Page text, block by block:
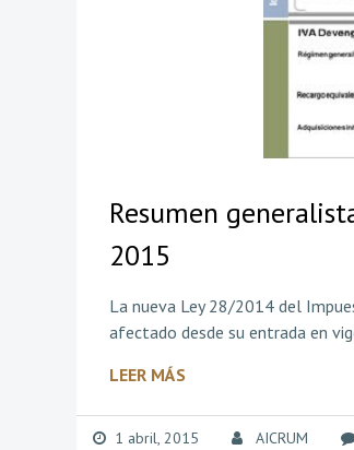
Resumen
2015
La nueva Ley 28/2014 del
afectado desde su entrada en
LEER MÁS
1 abril, 2015 AICRUM